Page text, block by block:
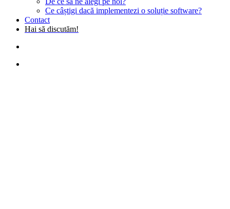
Ce câștigi dacă implementezi o soluție software?
Contact
Hai să discutăm!